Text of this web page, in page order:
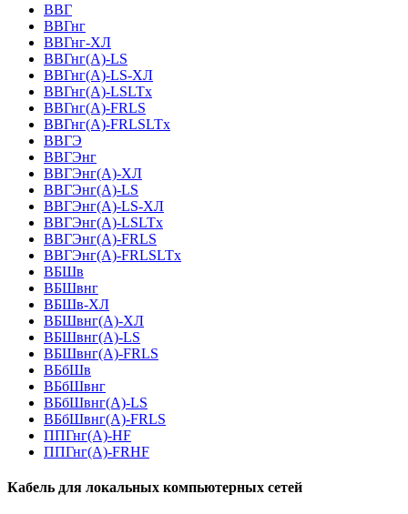
ВВГ
ВВГнг
ВВГнг-ХЛ
ВВГнг(А)-LS
ВВГнг(А)-LS-ХЛ
ВВГнг(А)-LSLTx
ВВГнг(А)-FRLS
ВВГнг(А)-FRLSLTx
ВВГЭ
ВВГЭнг
ВВГЭнг(A)-ХЛ
ВВГЭнг(А)-LS
ВВГЭнг(А)-LS-ХЛ
ВВГЭнг(А)-LSLTx
ВВГЭнг(А)-FRLS
ВВГЭнг(А)-FRLSLTx
ВБШв
ВБШвнг
ВБШв-ХЛ
ВБШвнг(A)-ХЛ
ВБШвнг(A)-LS
ВБШвнг(A)-FRLS
ВБбШв
ВБбШвнг
ВБбШвнг(A)-LS
ВБбШвнг(A)-FRLS
ППГнг(А)-HF
ППГнг(А)-FRHF
Кабель для локальных компьютерных сетей